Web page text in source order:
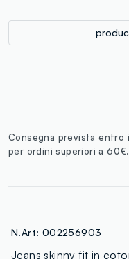
Consegna prevista
per ordini superiori a
N.Art: 002256903
Jeans skinny fit in